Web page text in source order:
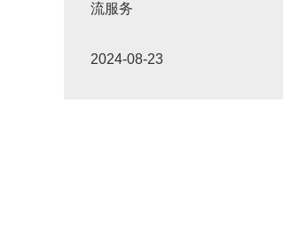
流服务
2024-08-23